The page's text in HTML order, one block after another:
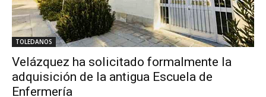
TOLEDANOS
Velázquez ha solicitado formalmente la
adquisición de la antigua Escuela de
Enfermería